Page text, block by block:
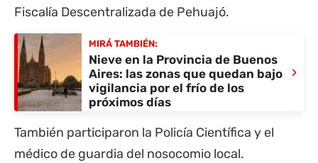
Fiscalía Descentralizada de Pehuajó.
MIRÁ TAMBIÉN:
Nieve en la Provincia de Buenos
Aires: las zonas que quedan bajo
vigilancia por el frío de los
próximos días
›
También participaron la Policía Científica y el
médico de guardia del nosocomio local.